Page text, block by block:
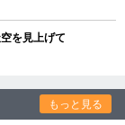
を見上げて
もっと見る